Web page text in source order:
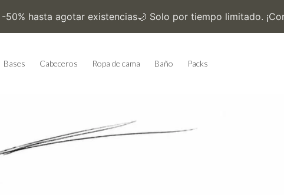
Bases Cabeceros Ropa de cama Baño Packs